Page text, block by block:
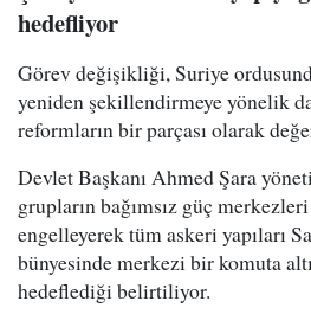
hedefliyor
Görev değişikliği, Suriye
yeniden şekillendirmeye yönelik
reformların bir parçası olarak
Devlet Başkanı Ahmed Şara
grupların bağımsız güç
engelleyerek tüm askeri yapıları
bünyesinde merkezi bir komuta
hedeflediği belirtiliyor.